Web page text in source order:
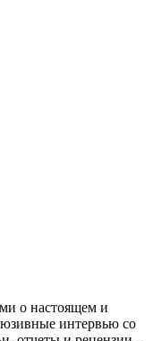
о настоящем и
интервью со